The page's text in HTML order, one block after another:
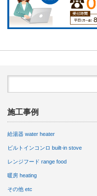
施工事例
給湯器 water heater
ビルトインコンロ built-in stove
レンジフード range food
暖房 heating
その他 etc